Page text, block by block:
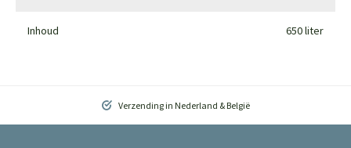
Inhoud 650 liter
Verzending in Nederland & België